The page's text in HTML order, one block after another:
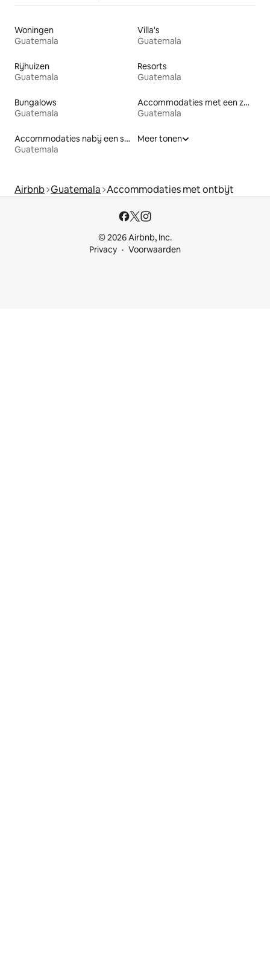
Woningen
Guatemala
Villa's
Guatemala
Rijhuizen
Guatemala
Resorts
Guatemala
Bungalows
Guatemala
Accommodaties met een zwembad
Guatemala
Accommodaties nabij een strand
Guatemala
Meer tonen
Airbnb Guatemala Accommodaties met ontbijt
© 2026 Airbnb, Inc.
Privacy
Voorwaarden